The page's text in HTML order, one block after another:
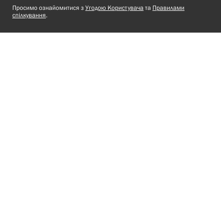
Просимо ознайомитися з Угодою Користувача та Правилами
спілкування.